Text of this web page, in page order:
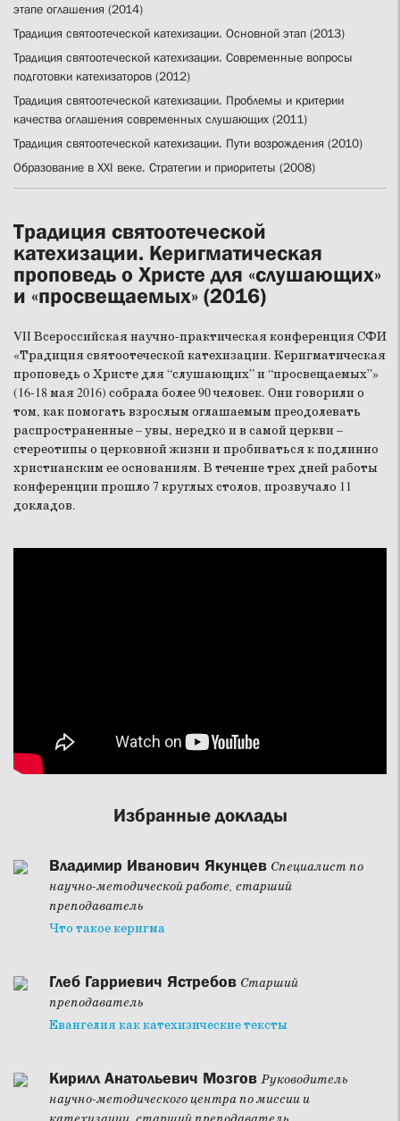
этапе оглашения (2014)
Традиция святоотеческой катехизации. Основной этап (2013)
Традиция святоотеческой катехизации. Современные вопросы
подготовки катехизаторов (2012)
Традиция святоотеческой катехизации. Проблемы и критерии
качества оглашения современных слушающих (2011)
Традиция святоотеческой катехизации. Пути возрождения (2010)
Образование в ХХI веке. Стратегии и приоритеты (2008)
Традиция святоотеческой
катехизации. Керигматическая
проповедь о Христе для «слушающих»
и «просвещаемых» (2016)
VII Всероссийская научно-практическая конференция СФИ
«Традиция святоотеческой катехизации. Керигматическая
проповедь о Христе для “слушающих” и “просвещаемых”»
(16-18 мая 2016) собрала более 90 человек. Они говорили о
том, как помогать взрослым оглашаемым преодолевать
распространенные – увы, нередко и в самой церкви –
стереотипы о церковной жизни и пробиваться к подлинно
христианским ее основаниям. В течение трех дней работы
конференции прошло 7 круглых столов, прозвучало 11
докладов.
Избранные доклады
Владимир Иванович Якунцев Специалист по
научно-методической работе, старший
преподаватель
Что такое керигма
Глеб Гарриевич Ястребов Старший
преподаватель
Евангелия как катехизические тексты
Кирилл Анатольевич Мозгов Руководитель
научно-методического центра по миссии и